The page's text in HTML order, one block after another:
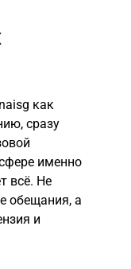
как
сразу
именно
всё. Не
обещания, а
и